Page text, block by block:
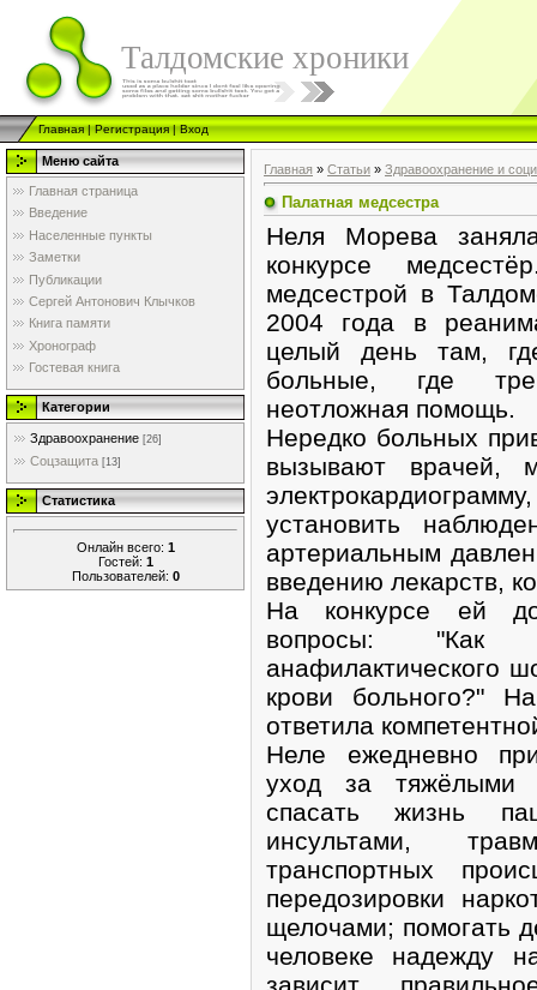
Талдомские хроники
Главная|Регистрация|Вход
Меню сайта
Главная страница
Введение
Населенные пункты
Заметки
Публикации
Сергей Антонович Клычков
Книга памяти
Хронограф
Гостевая книга
Категории
Здравоохранение [26]
Соцзащита [13]
Статистика
Онлайн всего: 1
Гостей: 1
Пользователей: 0
Главная » Статьи » Здравоохранение и
Палатная медсестра
Неля Морева
конкурсе
медсестрой в
2004 года в
целый день там,
больные, где
неотложная помощь.
Нередко больных
вызывают врачей,
установить
артериальным
введению лекарств,
На конкурсе ей
вопросы: "Как
анафилактического
крови больного?"
ответила
Неле ежедневно
уход за тяжёлыми
спасать жизнь
инсультами,
транспортных
передозировки
щелочами; помогать
человеке надежду
зависит